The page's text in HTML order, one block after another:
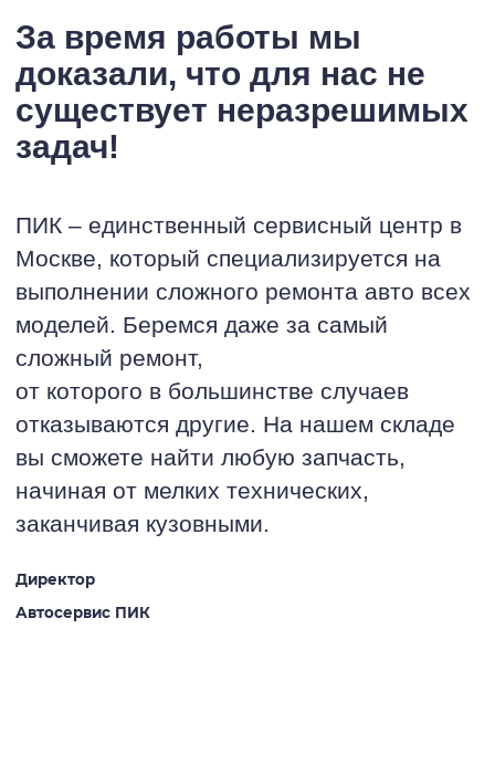
За время работы мы
доказали, что для нас не
существует неразрешимых
задач!
ПИК – единственный сервисный центр в
Москве, который специализируется на
выполнении сложного ремонта авто всех
моделей. Беремся даже за самый
сложный ремонт,
от которого в большинстве случаев
отказываются другие. На нашем складе
вы сможете найти любую запчасть,
начиная от мелких технических,
заканчивая кузовными.
Директор
Автосервис ПИК